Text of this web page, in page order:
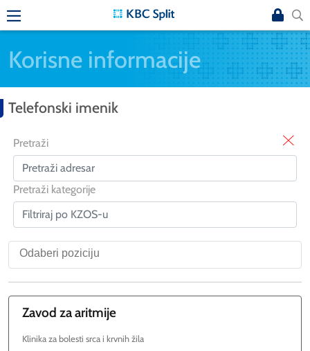
Korisne informacije
Telefonski imenik
Pretraži
Pretraži kategorije
X
Zavod za aritmije
Klinika za bolesti srca i krvnih žila